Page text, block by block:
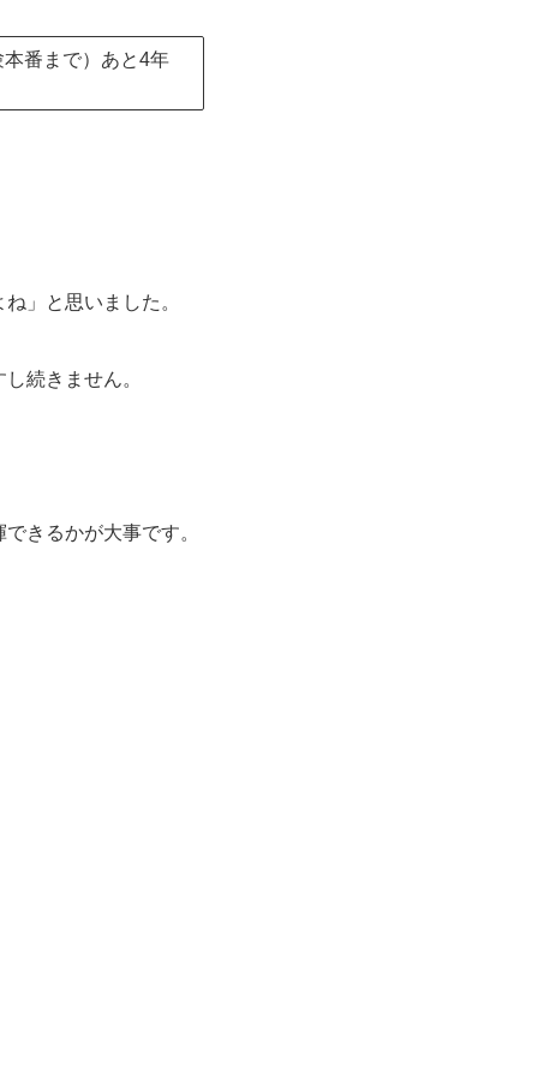
番まで）あと4年
」と思いました。
続きません。
きるかが大事です。